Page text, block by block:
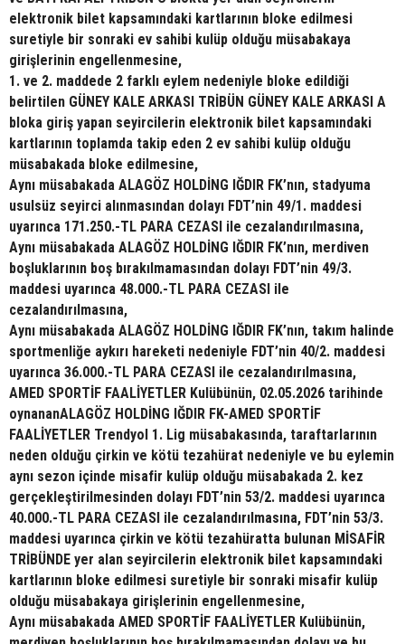
elektronik bilet kapsamındaki kartlarının bloke edilmesi
suretiyle bir sonraki ev sahibi kulüp olduğu müsabakaya
girişlerinin engellenmesine,
1. ve 2. maddede 2 farklı eylem nedeniyle bloke edildiği
belirtilen GÜNEY KALE ARKASI TRİBÜN GÜNEY KALE ARKASI A
bloka giriş yapan seyircilerin elektronik bilet kapsamındaki
kartlarının toplamda takip eden 2 ev sahibi kulüp olduğu
müsabakada bloke edilmesine,
Aynı müsabakada ALAGÖZ HOLDİNG IĞDIR FK’nın, stadyuma
usulsüz seyirci alınmasından dolayı FDT’nin 49/1. maddesi
uyarınca 171.250.-TL PARA CEZASI ile cezalandırılmasına,
Aynı müsabakada ALAGÖZ HOLDİNG IĞDIR FK’nın, merdiven
boşluklarının boş bırakılmamasından dolayı FDT’nin 49/3.
maddesi uyarınca 48.000.-TL PARA CEZASI ile
cezalandırılmasına,
Aynı müsabakada ALAGÖZ HOLDİNG IĞDIR FK’nın, takım halinde
sportmenliğe aykırı hareketi nedeniyle FDT’nin 40/2. maddesi
uyarınca 36.000.-TL PARA CEZASI ile cezalandırılmasına,
AMED SPORTİF FAALİYETLER Kulübünün, 02.05.2026 tarihinde
oynananALAGÖZ HOLDİNG IĞDIR FK-AMED SPORTİF
FAALİYETLER Trendyol 1. Lig müsabakasında, taraftarlarının
neden olduğu çirkin ve kötü tezahürat nedeniyle ve bu eylemin
aynı sezon içinde misafir kulüp olduğu müsabakada 2. kez
gerçekleştirilmesinden dolayı FDT’nin 53/2. maddesi uyarınca
40.000.-TL PARA CEZASI ile cezalandırılmasına, FDT’nin 53/3.
maddesi uyarınca çirkin ve kötü tezahüratta bulunan MİSAFİR
TRİBÜNDE yer alan seyircilerin elektronik bilet kapsamındaki
kartlarının bloke edilmesi suretiyle bir sonraki misafir kulüp
olduğu müsabakaya girişlerinin engellenmesine,
Aynı müsabakada AMED SPORTİF FAALİYETLER Kulübünün,